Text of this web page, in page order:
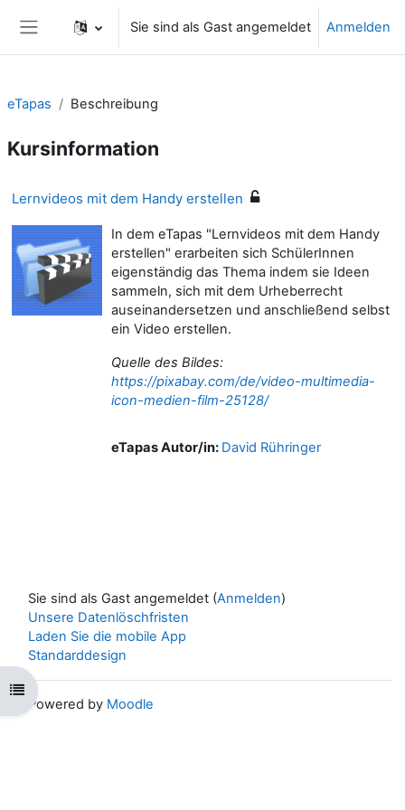
Website-Übersicht
Sie sind als Gast angemeldet Anmelden
Kursindex öffnen
eTapas Beschreibung
Kursinformation
Lernvideos mit dem Handy erstellen
In dem eTapas "Lernvideos mit dem Handy
erstellen" erarbeiten sich SchülerInnen
eigenständig das Thema indem sie Ideen
sammeln, sich mit dem Urheberrecht
auseinandersetzen und anschließend selbst
ein Video erstellen.
Quelle des Bildes:
https://pixabay.com/de/video-multimedia-
icon-medien-film-25128/
eTapas Autor/in: David Rühringer
Sie sind als Gast angemeldet (Anmelden)
Unsere Datenlöschfristen
Laden Sie die mobile App
Standarddesign
Powered by Moodle